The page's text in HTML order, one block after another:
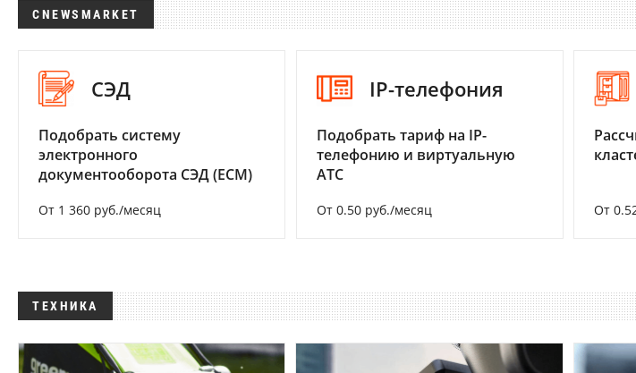
CNEWSMARKET
СЭД
Подобрать систему
электронного
документооборота СЭД (ECM)
От 1 360 руб./месяц
IP-телефония
Подобрать тариф на IP-
телефонию и виртуальную
АТС
От 0.50 руб./месяц От
ТЕХНИКА